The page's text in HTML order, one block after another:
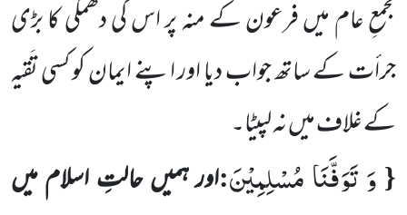
مجمعِ عام میں فرعون کے منہ پر اس کی دھمکی کا بڑی
جرأت کے ساتھ جواب دیا اور اپنے ایمان کو کسی تَقیہ
کے غلاف میں نہ لپیٹا۔
{وَ تَوَفَّنَا مُسْلِمِیْنَ:اور ہمیں حالتِ اسلام میں